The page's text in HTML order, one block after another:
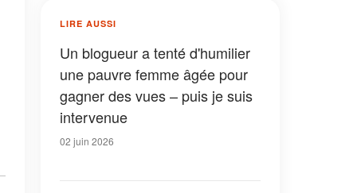
LIRE AUSSI
Un blogueur a tenté d'humilier
une pauvre femme âgée pour
gagner des vues – puis je suis
intervenue
02 juin 2026